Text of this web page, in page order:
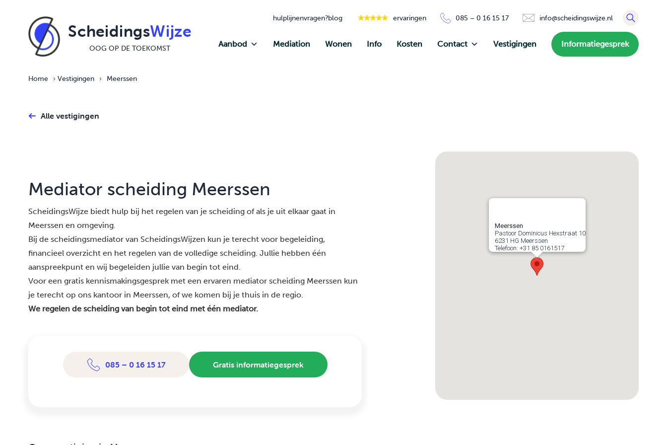
ScheidingsWijze
OOG OP DE TOEKOMST
hulplijnenvragen?blog ervaringen 085 – 0 16 15 17 info@scheidingswijze.nl
Aanbod Mediation Wonen Info Kosten Contact Vestigingen Informatiegesprek
Home › Vestigingen › Meerssen
Alle vestigingen
Mediator scheiding Meerssen
ScheidingsWijze biedt hulp bij het regelen van je scheiding of als je uit elkaar gaat in
Meerssen en omgeving.
Bij de scheidingsmediator van ScheidingsWijzen kun je terecht voor begeleiding,
financieel overzicht en het regelen van de volledige scheiding. Jullie hebben één
aanspreekpunt en wij begeleiden jullie van begin tot eind.
Voor een gratis kennismakingsgesprek met een ervaren mediator scheiding Meerssen kun
je terecht op ons kantoor in Meerssen, of we komen bij je thuis in de regio.
We regelen de scheiding van begin tot eind met één mediator.
085 – 0 16 15 17 Gratis informatiegesprek
Meerssen
Pastoor Dominicus Hexstraat 10
6231 HG Meerssen
Telefoon: +31 85 0161517